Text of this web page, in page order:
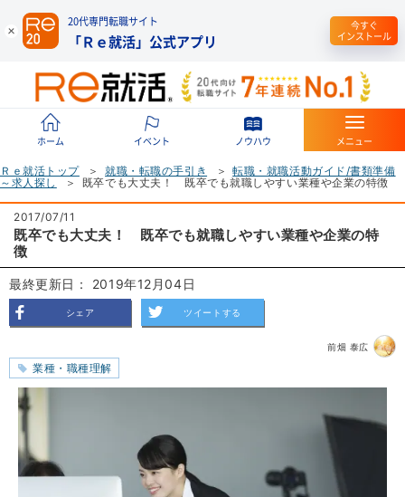
20代専門転職サイト
「Ｒｅ就活」公式アプリ
今すぐ
インストール
ホーム イベント ノウハウ メニュー
Ｒｅ就活トップ 就職・転職の手引き
転職・就職活動ガイド/書類準備
～求人探し
既卒でも大丈夫！ 既卒でも就職しやすい業種や企業の特徴
2017/07/11
既卒でも大丈夫！ 既卒でも就職しやすい業種や企業の特
徴
最終更新日： 2019年12月04日
シェア ツイートする
前畑 泰広
業種・職種理解